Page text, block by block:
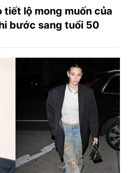
tiết lộ mong muốn của
bước sang tuổi 50